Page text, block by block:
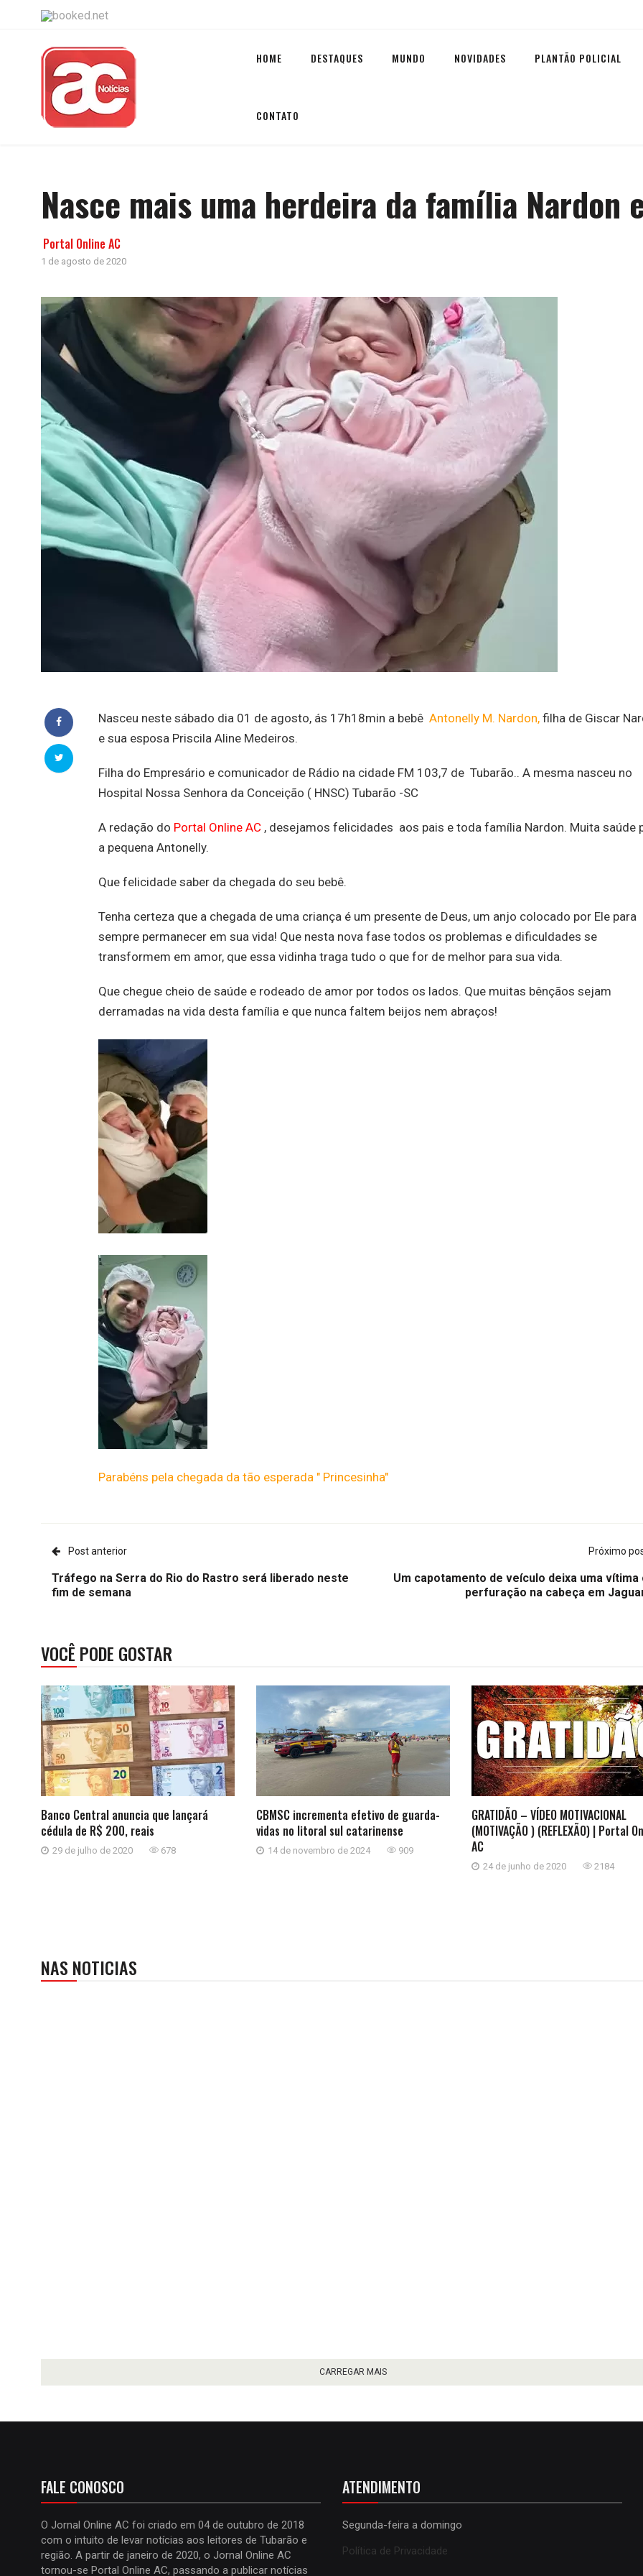
HOME DESTAQUES MUNDO NOVIDADES PLANTÃO POLICIAL
CONTATO
Nasce mais uma herdeira da família Nardon
Portal Online AC
1 de agosto de 2020
Nasceu neste sábado dia 01 de agosto, ás 17h18min a bebê Antonelly M. Nardon, filha de Giscar
e sua esposa Priscila Aline Medeiros.
Filha do Empresário e comunicador de Rádio na cidade FM 103,7 de Tubarão.. A mesma nasceu no
Hospital Nossa Senhora da Conceição ( HNSC) Tubarão -SC
A redação do Portal Online AC , desejamos felicidades aos pais e toda família Nardon. Muita saúde
a pequena Antonelly.
Que felicidade saber da chegada do seu bebê.
Tenha certeza que a chegada de uma criança é um presente de Deus, um anjo colocado por Ele para
sempre permanecer em sua vida! Que nesta nova fase todos os problemas e dificuldades se
transformem em amor, que essa vidinha traga tudo o que for de melhor para sua vida.
Que chegue cheio de saúde e rodeado de amor por todos os lados. Que muitas bênçãos sejam
derramadas na vida desta família e que nunca faltem beijos nem abraços!
Parabéns pela chegada da tão esperada " Princesinha"
Post anterior
Tráfego na Serra do Rio do Rastro será liberado neste
fim de semana
Próximo
Um capotamento de veículo deixa uma vítima
perfuração na cabeça em
VOCÊ PODE GOSTAR
Banco Central anuncia que lançará
cédula de R$ 200, reais
29 de julho de 2020 678
CBMSC incrementa efetivo de guarda-
vidas no litoral sul catarinense
14 de novembro de 2024 909
GRATIDÃO – VÍDEO MOTIVACIONAL
(MOTIVAÇÃO ) (REFLEXÃO) | Portal
AC
24 de junho de 2020 2184
NAS NOTICIAS
CARREGAR MAIS
FALE CONOSCO
O Jornal Online AC foi criado em 04 de outubro de 2018
com o intuito de levar notícias aos leitores de Tubarão e
região. A partir de janeiro de 2020, o Jornal Online AC
tornou-se Portal Online AC, passando a publicar notícias
ATENDIMENTO
Segunda-feira a domingo
Política de Privacidade